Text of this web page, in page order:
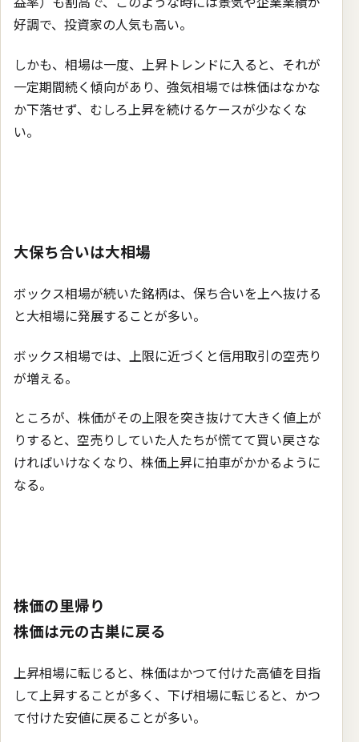
好調で、投資家の人気も高い。
しかも、相場は一度、上昇トレンドに入ると、それが
一定期間続く傾向があり、強気相場では株価はなかな
か下落せず、むしろ上昇を続けるケースが少なくな
い。
大保ち合いは大相場
ボックス相場が続いた銘柄は、保ち合いを上へ抜ける
と大相場に発展することが多い。
ボックス相場では、上限に近づくと信用取引の空売り
が増える。
ところが、株価がその上限を突き抜けて大きく値上が
りすると、空売りしていた人たちが慌てて買い戻さな
ければいけなくなり、株価上昇に拍車がかかるように
なる。
株価の里帰り
株価は元の古巣に戻る
上昇相場に転じると、株価はかつて付けた高値を目指
して上昇することが多く、下げ相場に転じると、かつ
て付けた安値に戻ることが多い。